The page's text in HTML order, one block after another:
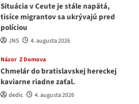
Situácia v Ceute je stále napätá,
tisíce migrantov sa ukrývajú pred
políciou
JNS 4. augusta 2026
Názor Z Domova
Chmelár do bratislavskej hereckej
kaviarne riadne zaťal.
dedic 4. augusta 2026